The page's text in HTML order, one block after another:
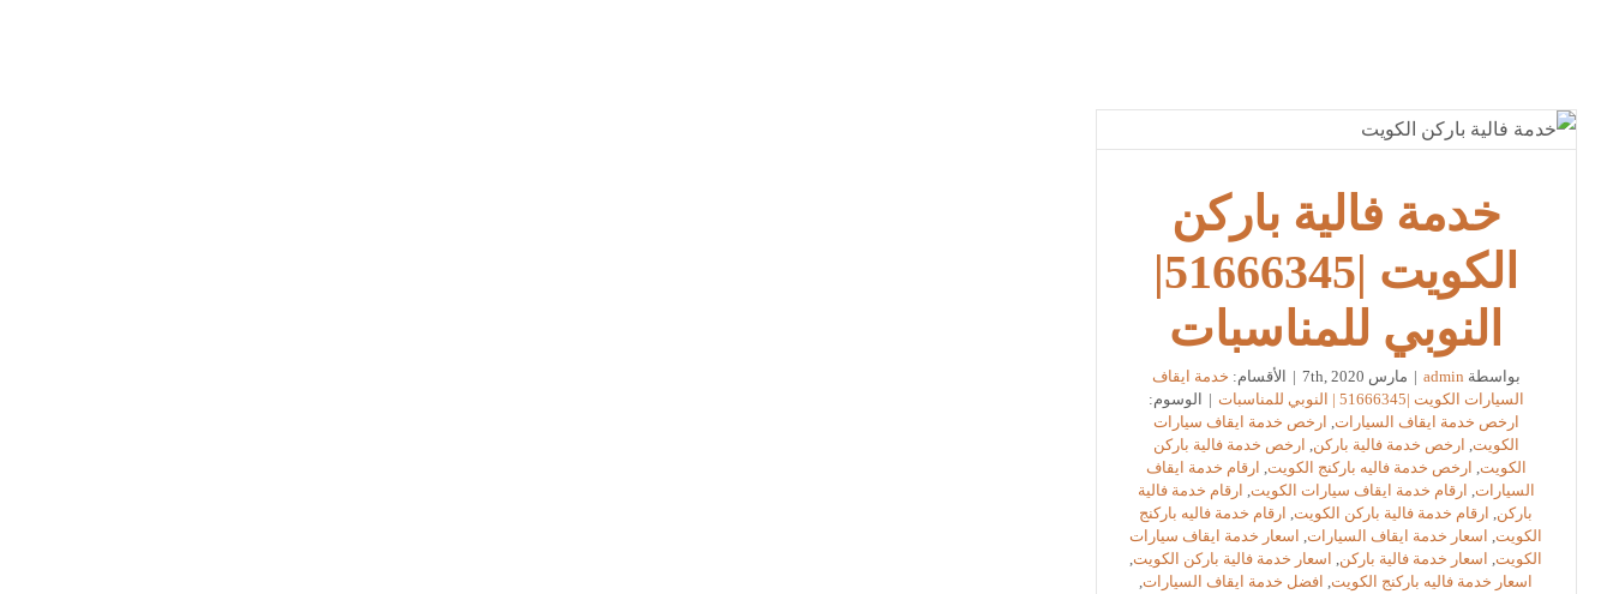
خدمة فالية باركن
الكويت |51666345|
النوبي للمناسبات
بواسطة admin
| مارس 7th, 2020 | الأقسام: خدمة ايقاف
السيارات الكويت |51666345 | النوبي للمناسبات
| الوسوم:
ارخص خدمة ايقاف السيارات ارخص خدمة ايقاف سيارات
الكويت ارخص خدمة فالية باركن ارخص خدمة فالية باركن
الكويت ارخص خدمة فاليه باركنج الكويت ارقام خدمة ايقاف
السيارات ارقام خدمة ايقاف سيارات الكويت ارقام خدمة فالية
باركن ارقام خدمة فالية باركن الكويت, ارقام خدمة فاليه باركنج
الكويت, اسعار خدمة ايقاف السيارات, اسعار خدمة ايقاف سيارات
الكويت, اسعار خدمة فالية باركن اسعار خدمة فالية باركن الكويت,
اسعار خدمة فاليه باركنج الكويت, افضل خدمة ايقاف السيارات,